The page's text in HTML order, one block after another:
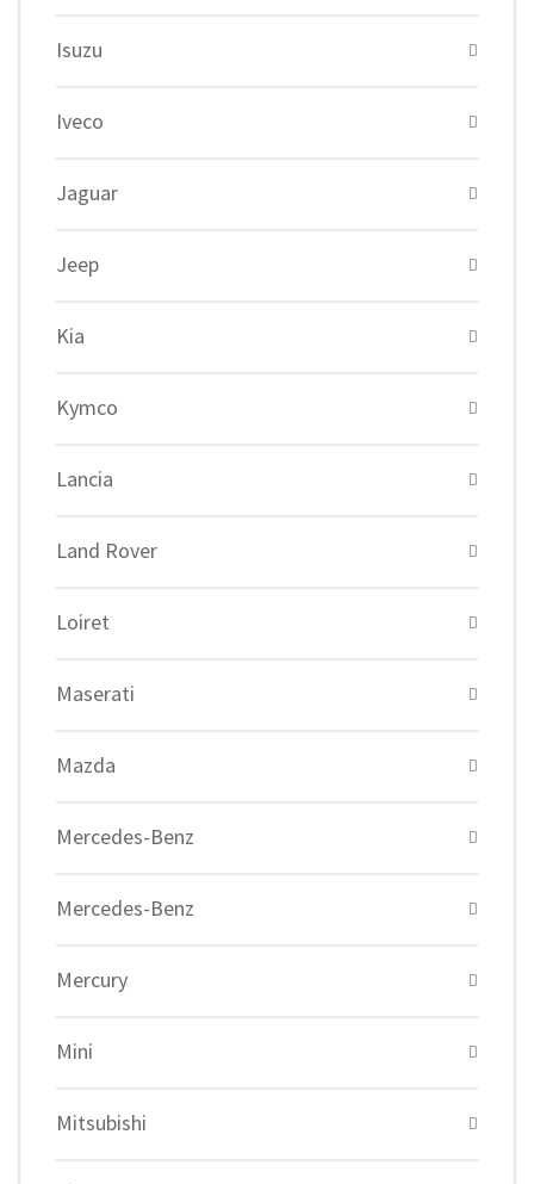
Isuzu
Iveco
Jaguar
Jeep
Kia
Kymco
Lancia
Land Rover
Loiret
Maserati
Mazda
Mercedes-Benz
Mercedes-Benz
Mercury
Mini
Mitsubishi